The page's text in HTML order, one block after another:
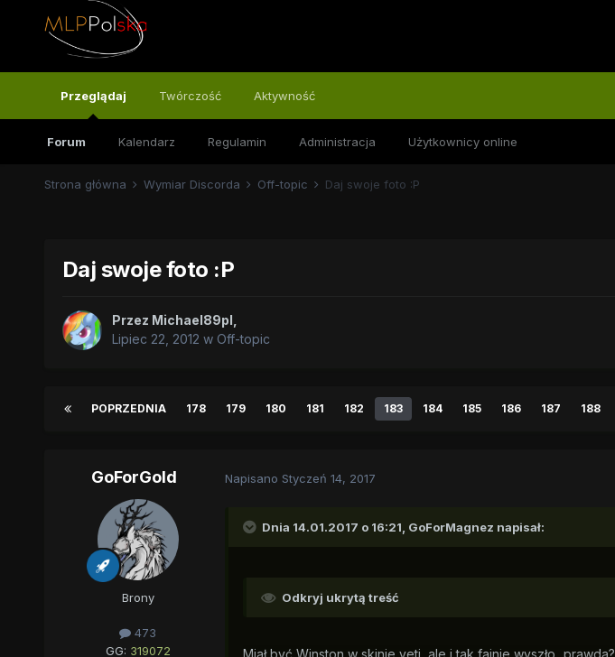
Przeglądaj
Forum Kalendarz Regulamin Administracja Użytkownicy online
Twórczość Aktywność
Strona główna Wymiar Discorda Off-topic Daj swoje foto :P
Daj swoje foto :P
Przez Michael89pl
Lipiec 22, 2012 w Off-topic
POPRZEDNIA 178 179 180 181 182 183 184 185 186 187 188
GoForGold
Brony
473
GG: 319072
Napisano Styczeń 14, 2017
Dnia 14.01.2017 o 16:21, GoForMagnez napisał:
Odkryj ukrytą treść